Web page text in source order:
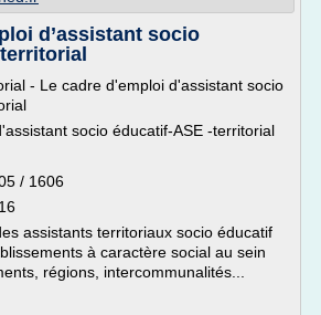
d’assistant socio
- Le cadre d'emploi d'assistant socio
socio éducatif-ASE -territorial
/ 1606
assistants territoriaux socio éducatif
à caractère social au sein
régions, intercommunalités...